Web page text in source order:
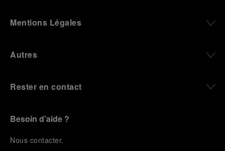
Mentions Légales
Autres
Rester en contact
Besoin d’aide ?
Nous contacter.